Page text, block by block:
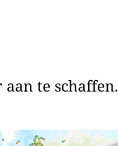
te schaffen.